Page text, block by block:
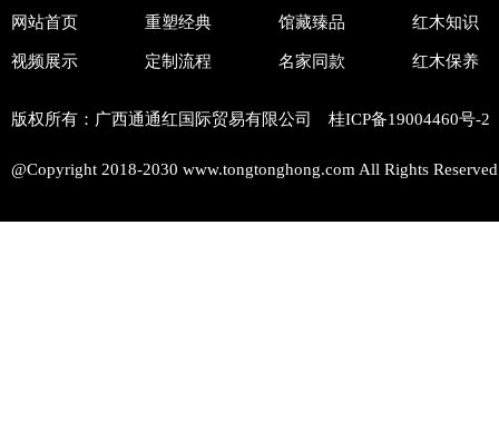
网站首页 重塑经典 馆藏臻品 红木知识
视频展示 定制流程 名家同款 红木保养
版权所有：广西通通红国际贸易有限公司 桂ICP备19004460号-2
@Copyright 2018-2030 www.tongtonghong.com All Rights Reserved